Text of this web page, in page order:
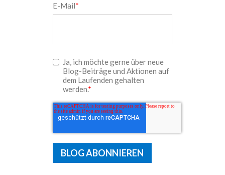
E-Mail*
Ja, ich möchte gerne über neue
Blog-Beiträge und Aktionen auf
dem Laufenden gehalten
werden.*